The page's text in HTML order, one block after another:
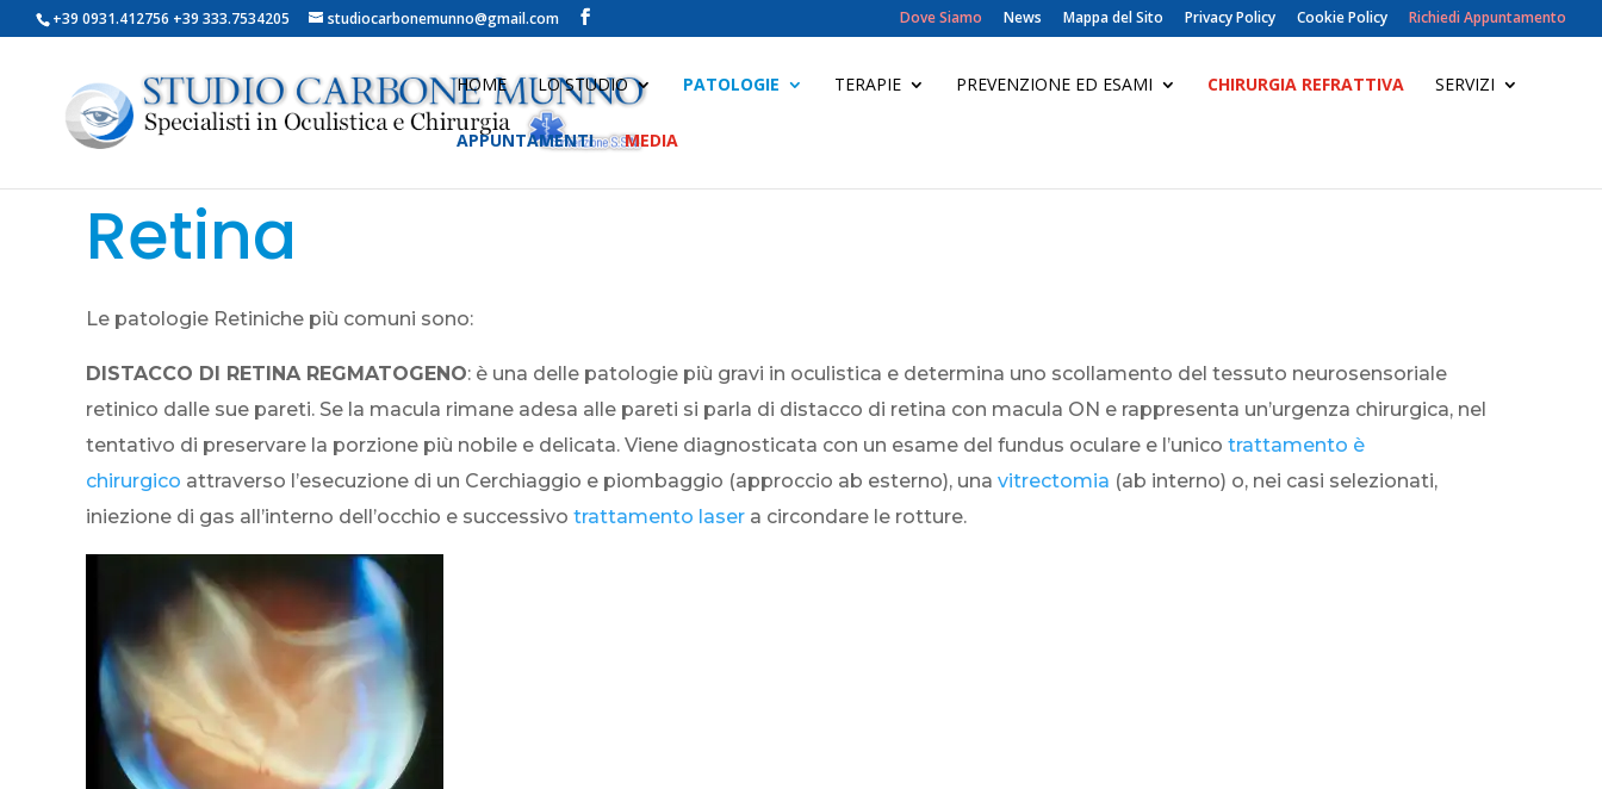
+39 0931.412756 +39 333.7534205 studiocarbonemunno@gmail.com Dove Siamo News Mappa del Sito Privacy Policy Cookie Policy Richiedi Appuntamento
HOME LO STUDIO PATOLOGIE TERAPIE PREVENZIONE ED ESAMI CHIRURGIA REFRATTIVA SERVIZI
APPUNTAMENTI MEDIA
Retina
Le patologie Retiniche più comuni sono:
DISTACCO DI RETINA REGMATOGENO: è una delle patologie più gravi in oculistica e determina uno scollamento del tessuto neurosensoriale
retinico dalle sue pareti. Se la macula rimane adesa alle pareti si parla di distacco di retina con macula ON e rappresenta un’urgenza chirurgica, nel
tentativo di preservare la porzione più nobile e delicata. Viene diagnosticata con un esame del fundus oculare e l’unico trattamento è
chirurgico attraverso l’esecuzione di un Cerchiaggio e piombaggio (approccio ab esterno), una vitrectomia (ab interno) o, nei casi selezionati,
iniezione di gas all’interno dell’occhio e successivo trattamento laser a circondare le rotture.